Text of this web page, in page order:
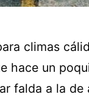
climas
hace un
falda a la de